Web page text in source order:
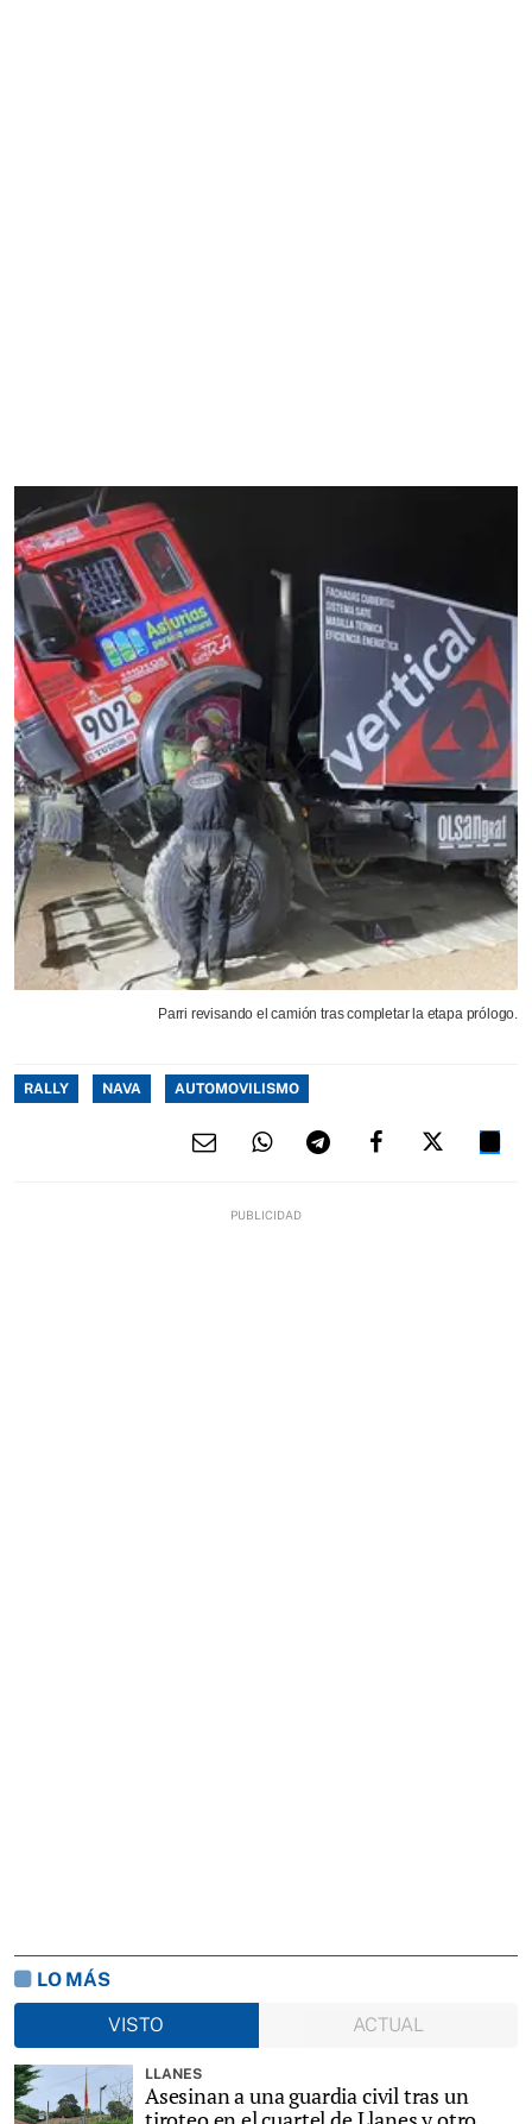
Parri revisando el camión tras completar la etapa prólogo.
RALLY NAVA AUTOMOVILISMO
LO MÁS
VISTO
ACTUAL
LLANES
Asesinan a una guardia civil tras un